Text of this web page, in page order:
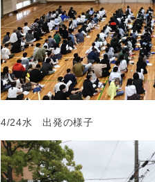
4/24水 出発の様子